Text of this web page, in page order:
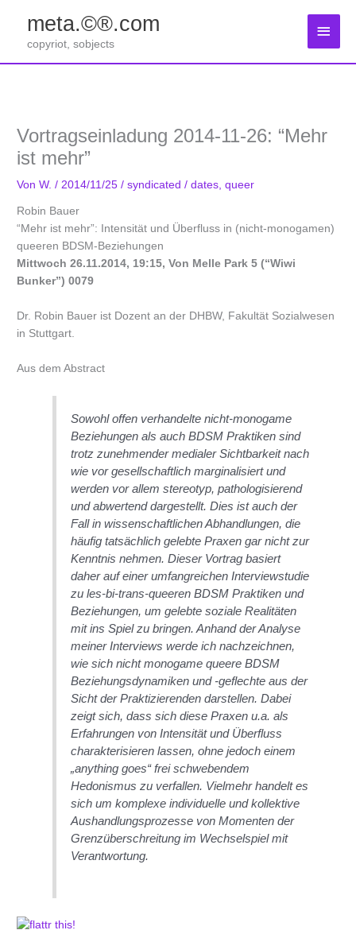
springen
meta.©®.com
copyriot, sobjects
Vortragseinladung 2014-11-26: “Mehr
ist mehr”
VonW./ 2014/11/25/syndicated /dates ,queer
Robin Bauer
“Mehr ist mehr”: Intensität und Überfluss in (nicht-monogamen)
queeren BDSM-Beziehungen
Mittwoch 26.11.2014, 19:15, Von Melle Park 5 (“Wiwi
Bunker”) 0079
Dr. Robin Bauer ist Dozent an der DHBW, Fakultät Sozialwesen
in Stuttgart.
Aus dem Abstract
Sowohl offen verhandelte nicht-monogame
Beziehungen als auch BDSM Praktiken sind
trotz zunehmender medialer Sichtbarkeit nach
wie vor gesellschaftlich marginalisiert und
werden vor allem stereotyp, pathologisierend
und abwertend dargestellt. Dies ist auch der
Fall in wissenschaftlichen Abhandlungen, die
häufig tatsächlich gelebte Praxen gar nicht zur
Kenntnis nehmen. Dieser Vortrag basiert
daher auf einer umfangreichen Interviewstudie
zu les-bi-trans-queeren BDSM Praktiken und
Beziehungen, um gelebte soziale Realitäten
mit ins Spiel zu bringen. Anhand der Analyse
meiner Interviews werde ich nachzeichnen,
wie sich nicht monogame queere BDSM
Beziehungsdynamiken und -geflechte aus der
Sicht der Praktizierenden darstellen. Dabei
zeigt sich, dass sich diese Praxen u.a. als
Erfahrungen von Intensität und Überfluss
charakterisieren lassen, ohne jedoch einem
„anything goes“ frei schwebendem
Hedonismus zu verfallen. Vielmehr handelt es
sich um komplexe individuelle und kollektive
Aushandlungsprozesse von Momenten der
Grenzüberschreitung im Wechselspiel mit
Verantwortung.